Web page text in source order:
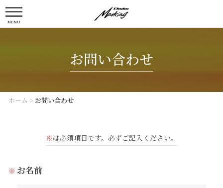
MENU
お問い合わせ
ホーム > お問い合わせ
※は必須項目です。必ずご記入ください。
お名前